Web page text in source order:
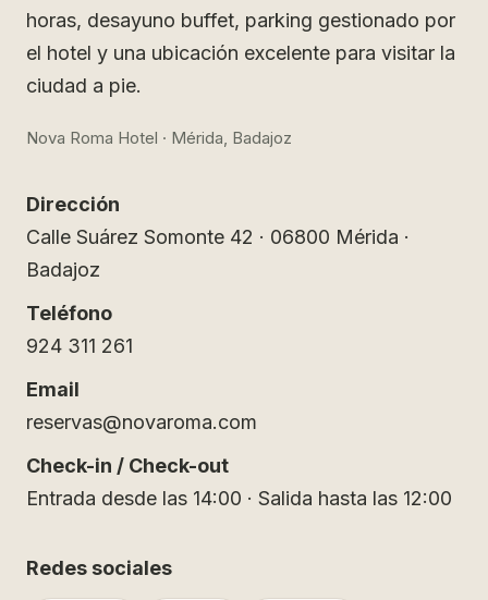
horas, desayuno buffet, parking gestionado por
el hotel y una ubicación excelente para visitar la
ciudad a pie.
Nova Roma Hotel · Mérida, Badajoz
Dirección
Calle Suárez Somonte 42 · 06800 Mérida ·
Badajoz
Teléfono
924 311 261
Email
reservas@novaroma.com
Check-in / Check-out
Entrada desde las 14:00 · Salida hasta las 12:00
Redes sociales